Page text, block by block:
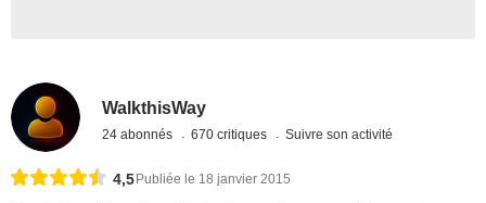
WalkthisWay
24 abonnés 670 critiques Suivre son activité
4,5 Publiée le 18 janvier 2015